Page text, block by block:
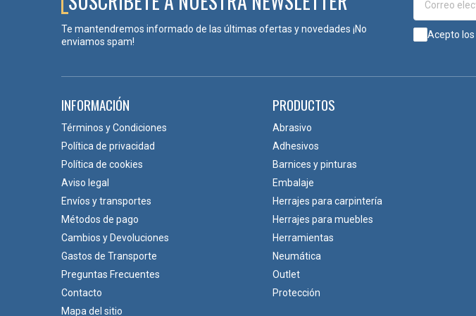
Acabados
Níquel satinado
Titanio
L
Te mantendremos informado de las últimas ofertas y novedades ¡No
enviamos spam!
Acepto los
INFORMACIÓN
Términos y Condiciones
Política de privacidad
Política de cookies
Aviso legal
Envíos y transportes
Métodos de pago
Cambios y Devoluciones
Gastos de Transporte
Preguntas Frecuentes
Contacto
Mapa del sitio
PRODUCTOS
Abrasivo
Adhesivos
Barnices y pinturas
Embalaje
Herrajes para carpintería
Herrajes para muebles
Herramientas
Neumática
Outlet
Protección